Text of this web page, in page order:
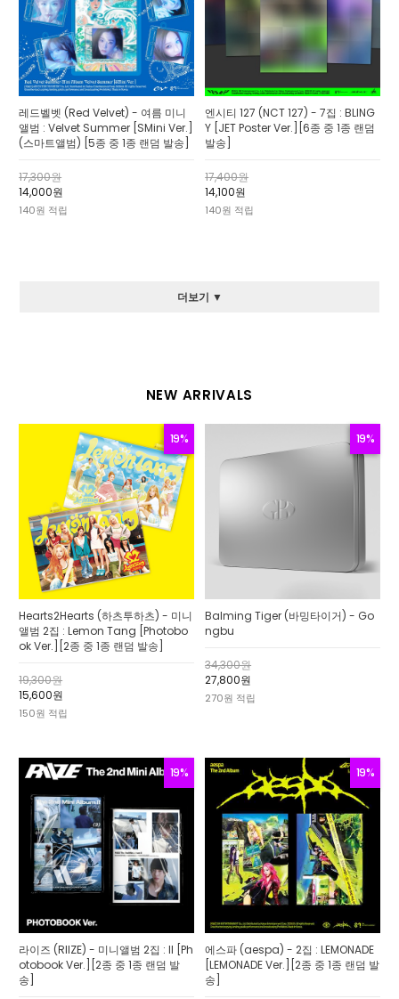
레드벨벳 (Red Velvet) - 여름 미니
앨범 : Velvet Summer [SMini Ver.]
(스마트앨범) [5종 중 1종 랜덤 발송]
17,300원
14,000원
140원 적립
엔시티 127 (NCT 127) - 7집 : BLING
Y [JET Poster Ver.][6종 중 1종 랜덤
발송]
17,400원
14,100원
140원 적립
더보기 ▼
NEW ARRIVALS
19%
Hearts2Hearts (하츠투하츠) - 미니
앨범 2집 : Lemon Tang [Photobo
ok Ver.][2종 중 1종 랜덤 발송]
19,300원
15,600원
150원 적립
19%
Balming Tiger (바밍타이거) - Go
ngbu
34,300원
27,800원
270원 적립
19%
라이즈 (RIIZE) - 미니앨범 2집 : II [Ph
otobook Ver.][2종 중 1종 랜덤 발
송]
19%
에스파 (aespa) - 2집 : LEMONADE
[LEMONADE Ver.][2종 중 1종 랜덤 발
송]